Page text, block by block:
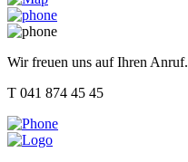
Wir freuen uns auf Ihren Anruf.
T 041 874 45 45